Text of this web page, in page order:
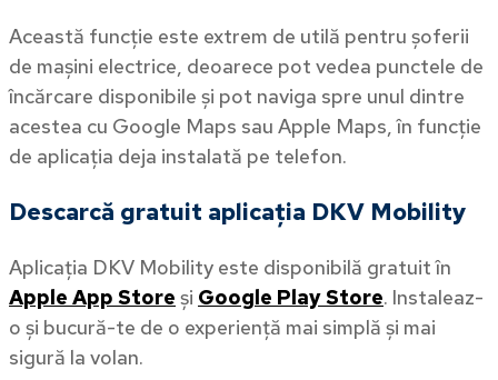
Această funcție este extrem de utilă pentru șoferii
de mașini electrice, deoarece pot vedea punctele de
încărcare disponibile și pot naviga spre unul dintre
acestea cu Google Maps sau Apple Maps, în funcție
de aplicația deja instalată pe telefon.
Descarcă gratuit aplicația DKV Mobility
Aplicația DKV Mobility este disponibilă gratuit în
Apple App Store și Google Play Store. Instaleaz-
o și bucură-te de o experiență mai simplă și mai
sigură la volan.